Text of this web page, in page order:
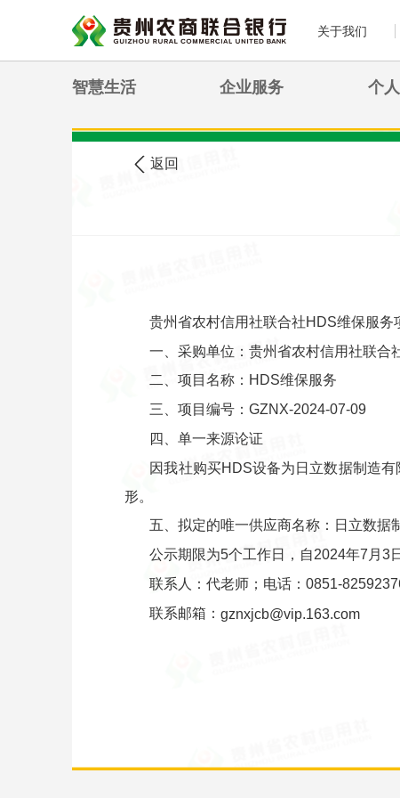
关于我们
智慧生活 企业服务 个
您现在的位置: 农信公告
返回
贵州省农村信用社联合社HDS维保服务
一、采购单位：贵州省农村信用社联合
二、项目名称：HDS维保服务
三、项目编号：GZNX-2024-07-09
四、单一来源论证
因我社购买HDS设备为日立数据制造
形。
五、拟定的唯一供应商名称：日立数据
公示期限为5个工作日，自2024年7月3
联系人：代老师；电话：0851-
联系邮箱： gznxjcb@vip.163.com